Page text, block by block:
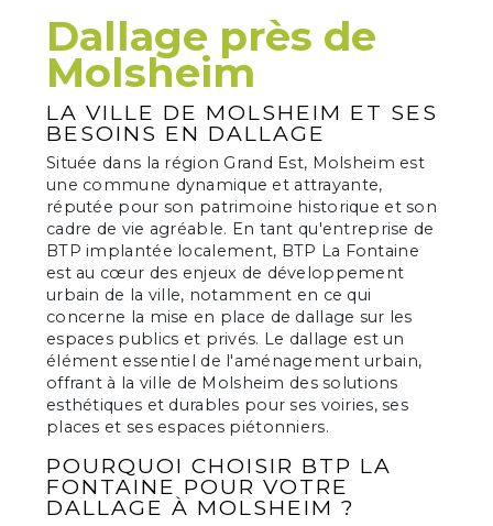
Dallage près de
Molsheim
LA VILLE DE MOLSHEIM ET SES
BESOINS EN DALLAGE
Située dans la région Grand Est, Molsheim est
une commune dynamique et attrayante,
réputée pour son patrimoine historique et son
cadre de vie agréable. En tant qu'entreprise de
BTP implantée localement, BTP La Fontaine
est au cœur des enjeux de développement
urbain de la ville, notamment en ce qui
concerne la mise en place de dallage sur les
espaces publics et privés. Le dallage est un
élément essentiel de l'aménagement urbain,
offrant à la ville de Molsheim des solutions
esthétiques et durables pour ses voiries, ses
places et ses espaces piétonniers.
POURQUOI CHOISIR BTP LA
FONTAINE POUR VOTRE
DALLAGE À MOLSHEIM ?